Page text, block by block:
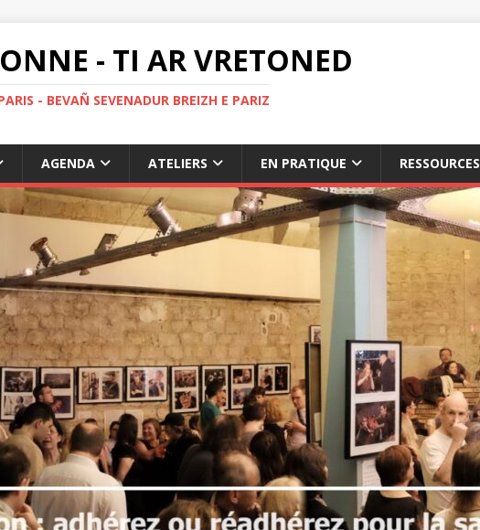
- TI AR VRETONED
- BEVAÑ SEVENADUR BREIZH E PARIZ
AGENDA ATELIERS EN PRATIQUE RESSOURCES